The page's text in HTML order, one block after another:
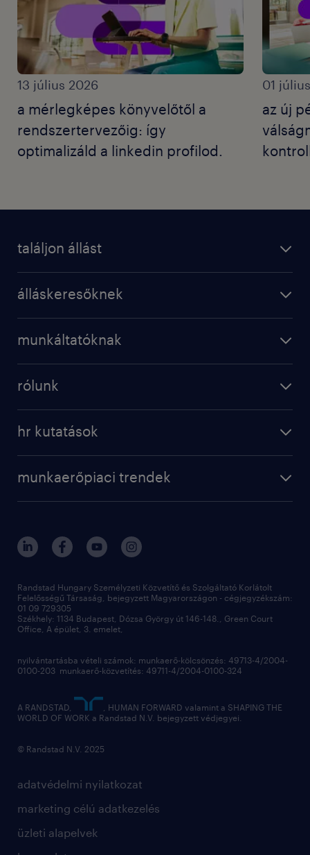
13 július 2026
a mérlegképes könyvelőtől a
rendszertervezőig: így
optimalizáld a linkedin profilod.
01
az új
találjon állást
álláskeresőknek
munkáltatóknak
rólunk
hr kutatások
munkaerőpiaci trendek
adatvédelmi nyilatkozat
marketing célú adatkezelés
üzleti alapelvek
Randstad Hungary Személyzeti Közvetítő és Szolgáltató Korlátolt
Felelősségű Társaság, bejegyzett Magyarországon - cégjegyzékszám:
01 09 729305
Székhely: 1134 Budapest, Dózsa György út 146-148., Green Court
Office, A épület, 3. emelet,
nyilvántartásba vételi számok: munkaerő-kölcsönzés: 49713-4/2004-
0100-203 munkaerő-közvetítés: 49711-4/2004-0100-324
A RANDSTAD,
, HUMAN FORWARD valamint a SHAPING THE
WORLD OF WORK a Randstad N.V. bejegyzett védjegyei.
© Randstad N.V. 2025